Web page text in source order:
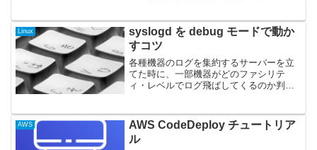
Linux
syslogd を debug モードで動か
すコツ
各種機器のログを集約するサーバーを立
てた時に、一部機器がどのファシリテ
ィ・レベルでログ飛ばしてくるのか判ら
した時のメモ。環境は RHEL 5.9 ( sy...
AWS
AWS CodeDeploy チュートリア
ル